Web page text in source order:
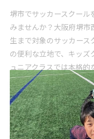
堺市でサッカースクール
みませんか？大阪府堺市
生まで対象のサッカース
の便利な立地で、キッ
ュニアクラスでは本格的
堺市西区で子どもたち
クールです。